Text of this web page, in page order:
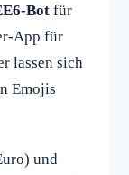
Bot für
App für
lassen sich
Emojis
und